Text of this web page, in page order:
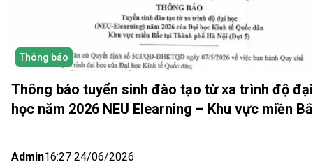
Thông báo
Thông báo tuyển sinh đào tạo từ xa trình độ đại
học năm 2026 NEU Elearning – Khu vực miền
Admin16:27 24/06/2026